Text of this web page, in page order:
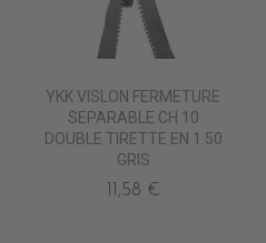
YKK VISLON FERMETURE
SEPARABLE CH 10
DOUBLE TIRETTE EN 1.50
GRIS
11,58 €